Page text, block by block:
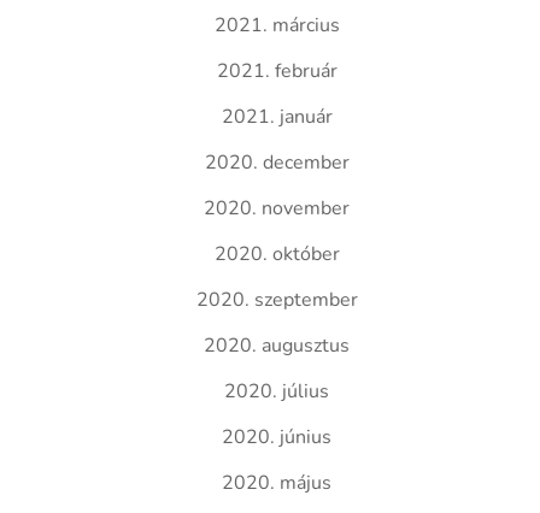
2021. március
2021. február
2021. január
2020. december
2020. november
2020. október
2020. szeptember
2020. augusztus
2020. július
2020. június
2020. május